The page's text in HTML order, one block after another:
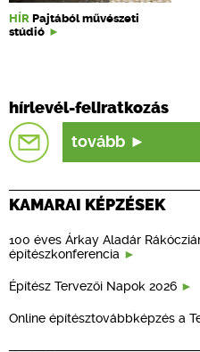
HÍR Pajtából művészeti
stúdió
hírlevél-feliratkozás
tovább
KAMARAI KÉPZÉSEK
100 éves Árkay Aladár
építészkonferencia
Építész Tervezői Napok 2026
Online építésztovábbképzés a